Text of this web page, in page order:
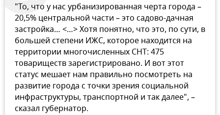
"То, что у нас урбанизированная черта города –
20,5% центральной части – это садово-дачная
застройка… <…> Хотя понятно, что это, по сути, в
большей степени ИЖС, которое находится на
территории многочисленных СНТ: 475
товариществ зарегистрировано. И вот этот
статус мешает нам правильно посмотреть на
развитие города с точки зрения социальной
инфраструктуры, транспортной и так далее", –
сказал губернатор.